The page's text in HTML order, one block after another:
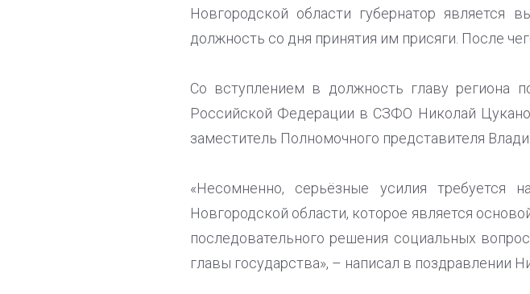
Новгородской области губернатор
должность со дня принятия им присяги. После
Со вступлением в должность главу региона
Российской Федерации в СЗФО Николай
заместитель Полномочного представителя
«Несомненно, серьёзные усилия требуется
Новгородской области, которое является
последовательного решения социальных
главы государства», – написал в поздравлении